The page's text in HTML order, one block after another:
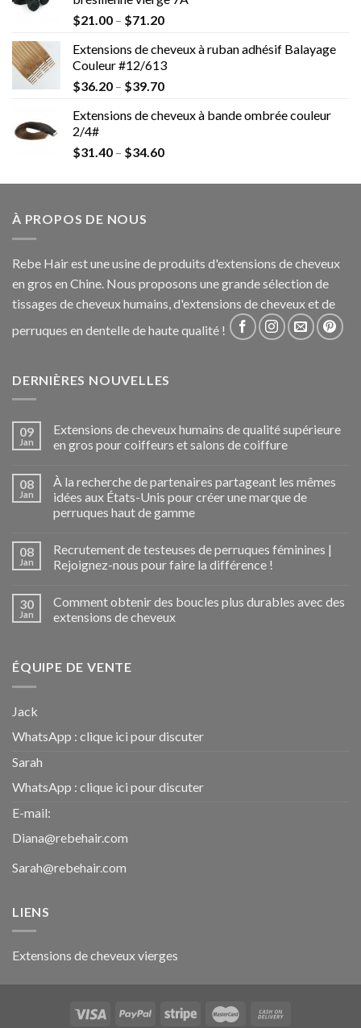
$21.00 – $71.20
Extensions de cheveux à ruban adhésif Balayage
Couleur #12/613
$36.20 – $39.70
Extensions de cheveux à bande ombrée couleur
2/4#
$31.40 – $34.60
À PROPOS DE NOUS
Rebe Hair est une usine de produits d'extensions de cheveux
en gros en Chine. Nous proposons une grande sélection de
tissages de cheveux humains, d'extensions de cheveux et de
perruques en dentelle de haute qualité !
DERNIÈRES NOUVELLES
09
Jan
Extensions de cheveux humains de qualité supérieure
en gros pour coiffeurs et salons de coiffure
08
Jan
À la recherche de partenaires partageant les mêmes
idées aux États-Unis pour créer une marque de
perruques haut de gamme
08
Jan
Recrutement de testeuses de perruques féminines |
Rejoignez-nous pour faire la différence !
30
Jan
Comment obtenir des boucles plus durables avec des
extensions de cheveux
ÉQUIPE DE VENTE
Jack
WhatsApp : clique ici pour discuter
Sarah
WhatsApp : clique ici pour discuter
E-mail:
Diana@rebehair.com
Sarah@rebehair.com
LIENS
Extensions de cheveux vierges